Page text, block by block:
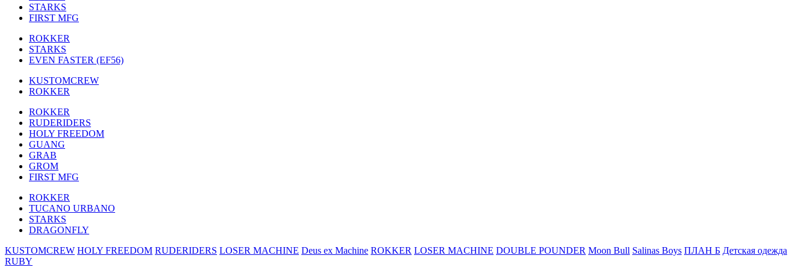
STARKS
FIRST MFG
ROKKER
STARKS
EVEN FASTER (EF56)
KUSTOMCREW
ROKKER
ROKKER
RUDERIDERS
HOLY FREEDOM
GUANG
GRAB
GROM
FIRST MFG
ROKKER
TUCANO URBANO
STARKS
DRAGONFLY
KUSTOMCREW HOLY FREEDOM RUDERIDERS LOSER MACHINE Deus ex Machine ROKKER LOSER MACHINE DOUBLE POUNDER Moon Bull Salinas Boys ПЛАН Б Детская одежда
RUBY